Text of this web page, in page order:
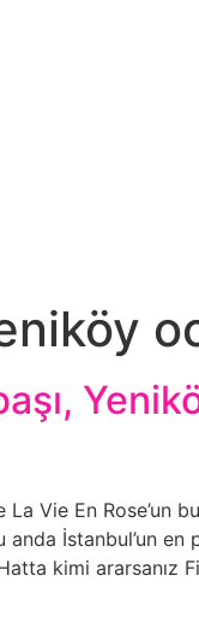
La Vie En Rose’un
İstanbul’un en
kimi ararsanız